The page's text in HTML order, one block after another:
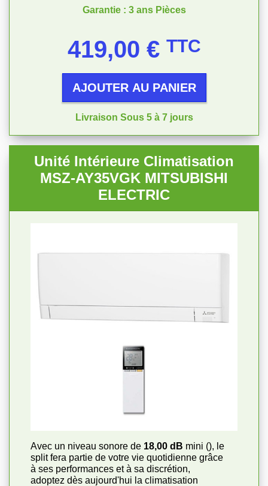
Garantie : 3 ans Pièces
419,00 € TTC
AJOUTER AU PANIER
Livraison Sous 5 à 7 jours
Unité Intérieure Climatisation
MSZ-AY35VGK MITSUBISHI
ELECTRIC
Avec un niveau sonore de 18,00 dB mini (), le
split fera partie de votre vie quotidienne grâce
à ses performances et à sa discrétion,
adoptez dès aujourd'hui la climatisation